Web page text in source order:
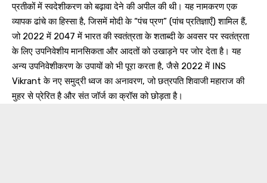
प्रतीकों में स्वदेशीकरण को बढ़ावा देने की अपील की थी। यह नामकरण एक
व्यापक ढांचे का हिस्सा है, जिसमें मोदी के “पंच प्रण” (पांच प्रतिज्ञाएँ) शामिल हैं,
जो 2022 में 2047 में भारत की स्वतंत्रता के शताब्दी के अवसर पर स्वतंत्रता
के लिए उपनिवेशीय मानसिकता और आदतों को उखाड़ने पर जोर देता है। यह
अन्य उपनिवेशीकरण के उपायों को भी पूरा करता है, जैसे 2022 में INS
Vikrant के नए समुद्री ध्वज का अनावरण, जो छत्रपति शिवाजी महाराज की
मुहर से प्रेरित है और संत जॉर्ज का क्रॉस को छोड़ता है।